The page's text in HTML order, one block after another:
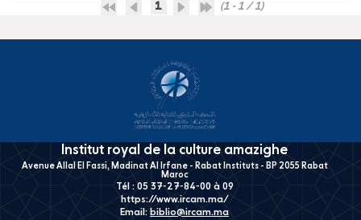
1 (1 - 1 / 1)
Institut royal de la culture amazighe
Avenue Allal El Fassi, Madinat Al Irfane - Rabat Instituts - BP 2055 Rabat
Maroc
Tél : 05 37-27-84-00 à 09
https://www.ircam.ma/
Email: biblio@ircam.ma